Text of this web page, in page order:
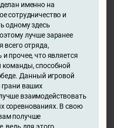
именно на
сотрудничество и
одному здесь
лучше заранее
всего отряда,
прочее, что является
команды, способной
Данный игровой
ваших
взаимодействовать
соревнованиях. В свою
получше